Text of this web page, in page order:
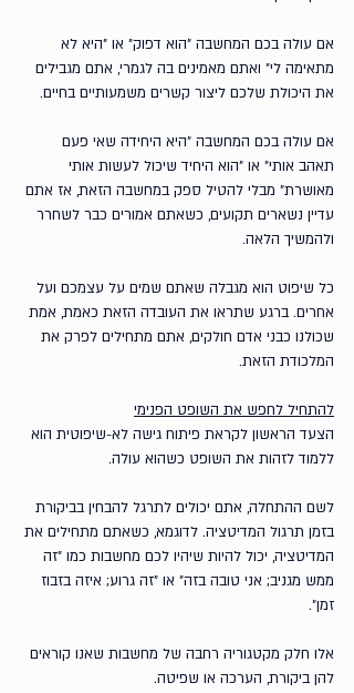
אם עולה בכם המחשבה ״הוא דפוק״ או ״היא לא
מתאימה לי״ ואתם מאמינים בה לגמרי, אתם מגבילים
את היכולת שלכם ליצור קשרים משמעותיים בחיים.
אם עולה בכם המחשבה ״היא היחידה שאי פעם
תאהב אותי״ או ״הוא היחיד שיכול לעשות אותי
מאושרת״ מבלי להטיל ספק במחשבה הזאת, אז אתם
עדיין נשארים תקועים, כשאתם אמורים כבר לשחרר
ולהמשיך הלאה.
כל שיפוט הוא מגבלה שאתם שמים על עצמכם ועל
אחרים. ברגע שתראו את העובדה הזאת כאמת, אמת
שכולנו כבני אדם חולקים, אתם מתחילים לפרק את
המלכודת הזאת.
להתחיל לחפש את השופט הפנימי
הצעד הראשון לקראת פיתוח גישה לא-שיפוטית הוא
ללמוד לזהות את השופט כשהוא עולה.
לשם ההתחלה, אתם יכולים לתרגל להבחין בביקורת
בזמן תרגול המדיטציה. לדוגמא, כשאתם מתחילים את
המדיטציה, יכול להיות שיהיו לכם מחשבות כמו ״זה
ממש מגניב; אני טובה בזה״ או ״זה גרוע; איזה בזבוז
זמן״.
אלו חלק מקטגוריה רחבה של מחשבות שאנו קוראים
להן ביקורת, הערכה או שפיטה.